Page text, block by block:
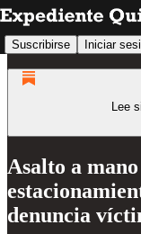
Suscribirse Iniciar
Lee
Asalto a
denuncia